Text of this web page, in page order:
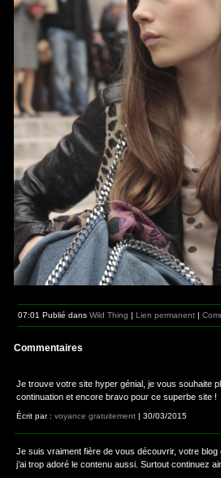
07:01 Publié dans Wild Thing | Lien permanent |
Commentaires
Je trouve votre site hyper génial, je vous souhaite
continuation et encore bravo pour ce superbe site !
Écrit par : voyance gratuitement | 30/03/2015
Je suis vraiment fière de vous découvrir, votre
j’ai trop adoré le contenu aussi. Surtout continuez